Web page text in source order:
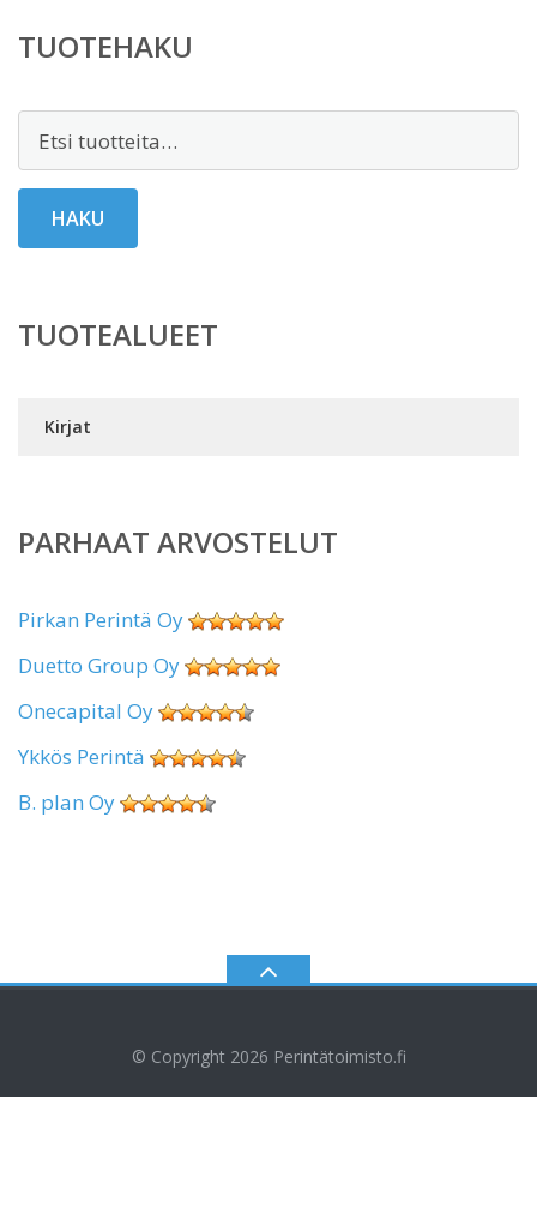
TUOTEHAKU
HAKU
TUOTEALUEET
Kirjat
PARHAAT ARVOSTELUT
Pirkan Perintä Oy
Duetto Group Oy
Onecapital Oy
Ykkös Perintä
B. plan Oy
© Copyright 2026 Perintätoimisto.fi